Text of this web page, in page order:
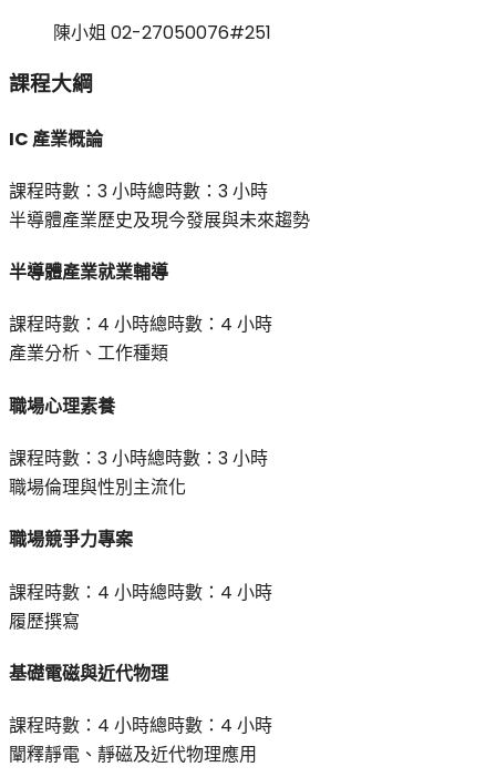
陳小姐 02-27050076#251
課程大綱
IC 產業概論
課程時數： 3 小時總時數： 3 小時
半導體產業歷史及現今發展與未來趨勢
半導體產業就業輔導
課程時數： 4 小時總時數： 4 小時
產業分析、工作種類
職場心理素養
課程時數： 3 小時總時數： 3 小時
職場倫理與性別主流化
職場競爭力專案
課程時數： 4 小時總時數： 4 小時
履歷撰寫
基礎電磁與近代物理
課程時數： 4 小時總時數： 4 小時
闡釋靜電、靜磁及近代物理應用